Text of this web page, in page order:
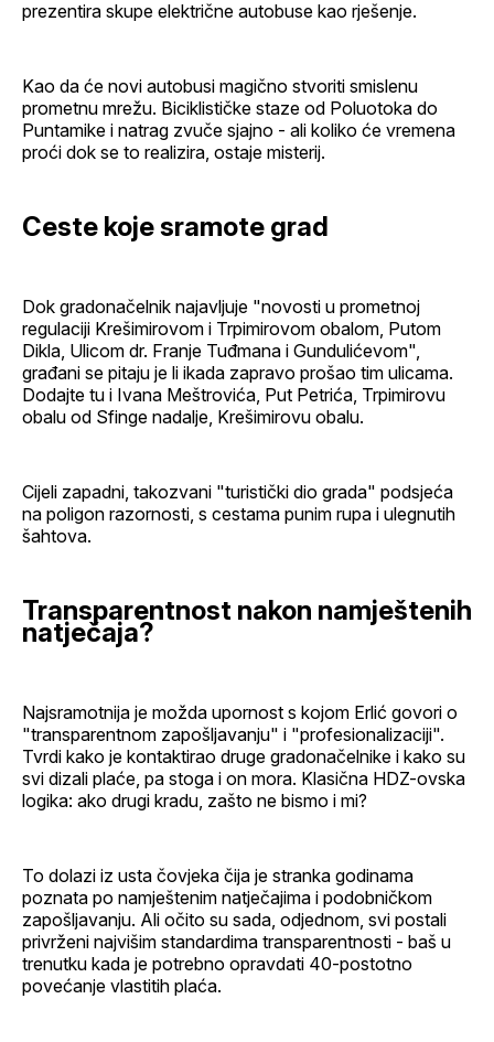
prezentira skupe električne autobuse kao rješenje.
Kao da će novi autobusi magično stvoriti smislenu
prometnu mrežu. Biciklističke staze od Poluotoka do
Puntamike i natrag zvuče sjajno - ali koliko će vremena
proći dok se to realizira, ostaje misterij.
Ceste koje sramote grad
Dok gradonačelnik najavljuje "novosti u prometnoj
regulaciji Krešimirovom i Trpimirovom obalom, Putom
Dikla, Ulicom dr. Franje Tuđmana i Gundulićevom",
građani se pitaju je li ikada zapravo prošao tim ulicama.
Dodajte tu i Ivana Meštrovića, Put Petrića, Trpimirovu
obalu od Sfinge nadalje, Krešimirovu obalu.
Cijeli zapadni, takozvani "turistički dio grada" podsjeća
na poligon razornosti, s cestama punim rupa i ulegnutih
šahtova.
Transparentnost nakon namještenih
natječaja?
Najsramotnija je možda upornost s kojom Erlić govori o
"transparentnom zapošljavanju" i "profesionalizaciji".
Tvrdi kako je kontaktirao druge gradonačelnike i kako su
svi dizali plaće, pa stoga i on mora. Klasična HDZ-ovska
logika: ako drugi kradu, zašto ne bismo i mi?
To dolazi iz usta čovjeka čija je stranka godinama
poznata po namještenim natječajima i podobničkom
zapošljavanju. Ali očito su sada, odjednom, svi postali
privrženi najvišim standardima transparentnosti - baš u
trenutku kada je potrebno opravdati 40-postotno
povećanje vlastitih plaća.